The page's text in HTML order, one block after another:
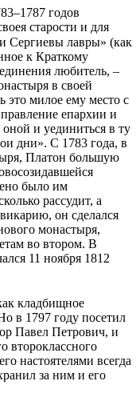
годов
старости и для
Сергиевы лавры» (как
к Краткому
любитель, –
в своей
это милое ему место с
епархии и
оной и уединиться в ту
дни». С 1783 года, в
Платон большую
было им
рассудит, а
он сделался
монастыря,
во втором. В
11 ноября 1812
кладбищное
в 1797 году посетил
Павел Петрович, и
второклассного
настоятелями всегда
за ним и его